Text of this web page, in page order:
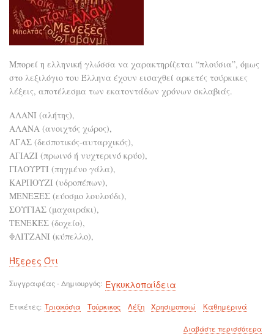
Μπορεί η ελληνική γλώσσα να χαρακτηρίζεται “πλούσια”, όμως
στο λεξιλόγιο του Έλληνα έχουν εισαχθεί αρκετές τούρκικες
λέξεις, αποτέλεσμα των εκατοντάδων χρόνων σκλαβιάς.
ΑΛΑΝΙ (αλήτης),
ΑΛΑΝΑ (ανοιχτός χώρος),
ΑΓΑΣ (δεσποτικός-αυταρχικός),
ΑΓΙΑΖΙ (πρωινό ή νυχτερινό κρύο),
ΓΙΑΟΥΡΤΙ (πηγμένο γάλα),
ΚΑΡΠΟΥΖΙ (υδροπέπων),
ΜΕΝΕΞΕΣ (εύοσμο λουλούδι),
ΣΟΥΓΙΑΣ (μαχαιράκι),
ΤΕΝΕΚΕΣ (δοχείο),
ΦΛΙΤΖΑΝΙ (κύπελλο),
Ήξερες Ότι
Συγγραφέας - Δημιουργός Εγκυκλοπαίδεια
Ετικέτες Τριακόσια Τούρκικος Λέξη Χρησιμοποιώ Καθημερινά
Διαβάστε περισσότεραγια